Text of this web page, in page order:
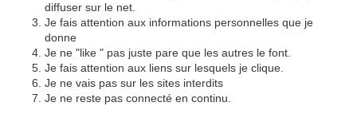
diffuser sur le net.
Je fais attention aux informations personnelles que je
donne
Je ne "like " pas juste pare que les autres le font.
Je fais attention aux liens sur lesquels je clique.
Je ne vais pas sur les sites interdits
Je ne reste pas connecté en continu.